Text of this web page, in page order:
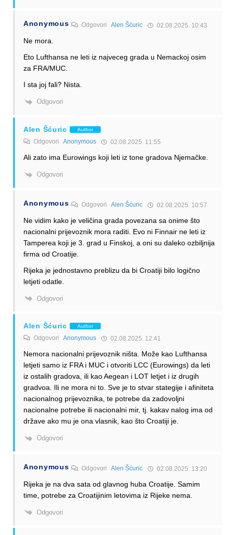
Anonymous OdgovoriAlen Šćuric 02.08.2025. 10:43
Ne mora.
Eto Lufthansa ne leti iz najveceg grada u Nemackoj osim
za FRA/MUC.
I sta joj fali? Nista.
Odgovori
Alen Šćuric Author
Odgovori Anonymous 02.08.2025. 11:55
Ali zato ima Eurowings koji leti iz tone gradova Njemačke.
Odgovori
Anonymous OdgovoriAlen Šćuric 02.08.2025. 10:57
Ne vidim kako je veličina grada povezana sa onime što
nacionalni prijevoznik mora raditi. Evo ni Finnair ne leti iz
Tamperea koji je 3. grad u Finskoj, a oni su daleko ozbiljnija
firma od Croatije.
Rijeka je jednostavno preblizu da bi Croatiji bilo logično
letjeti odatle.
Odgovori
Alen Šćuric Author
Odgovori Anonymous 02.08.2025. 12:41
Nemora nacionalni prijevoznik ništa. Može kao Lufthansa
letjeti samo iz FRA i MUC i otvoriti LCC (Eurowings) da leti
iz ostalih gradova, ili kao Aegean i LOT letjet i iz drugih
gradvoa. Ili ne mora ni to. Sve je to stvar stategije i afiniteta
nacionalnog prijevoznika, te potrebe da zadovoljni
nacionalne potrebe ili nacionalni mir, tj. kakav nalog ima od
države ako mu je ona vlasnik, kao što Croatiji je.
Odgovori
Anonymous OdgovoriAlen Šćuric 02.08.2025. 13:20
Rijeka je na dva sata od glavnog huba Croatije. Samim
time, potrebe za Croatijinim letovima iz Rijeke nema.
Odgovori